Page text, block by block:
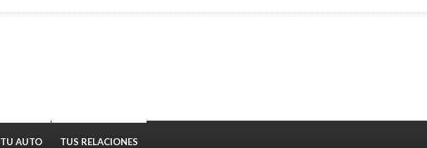
TU AUTO TUS RELACIONES